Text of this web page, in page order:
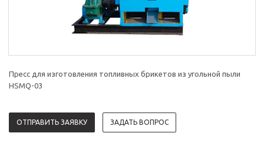
Пресс для изготовления топливных брикетов из угольной пыли
HSMQ-03
ОТПРАВИТЬ ЗАЯВКУ ЗАДАТЬ ВОПРОС